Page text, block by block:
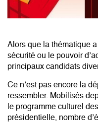
Alors que la thématique
sécurité ou le pouvoir
principaux candidats
Ce n’est pas encore la
ressembler. Mobilisés
le programme culturel
présidentielle, nombre